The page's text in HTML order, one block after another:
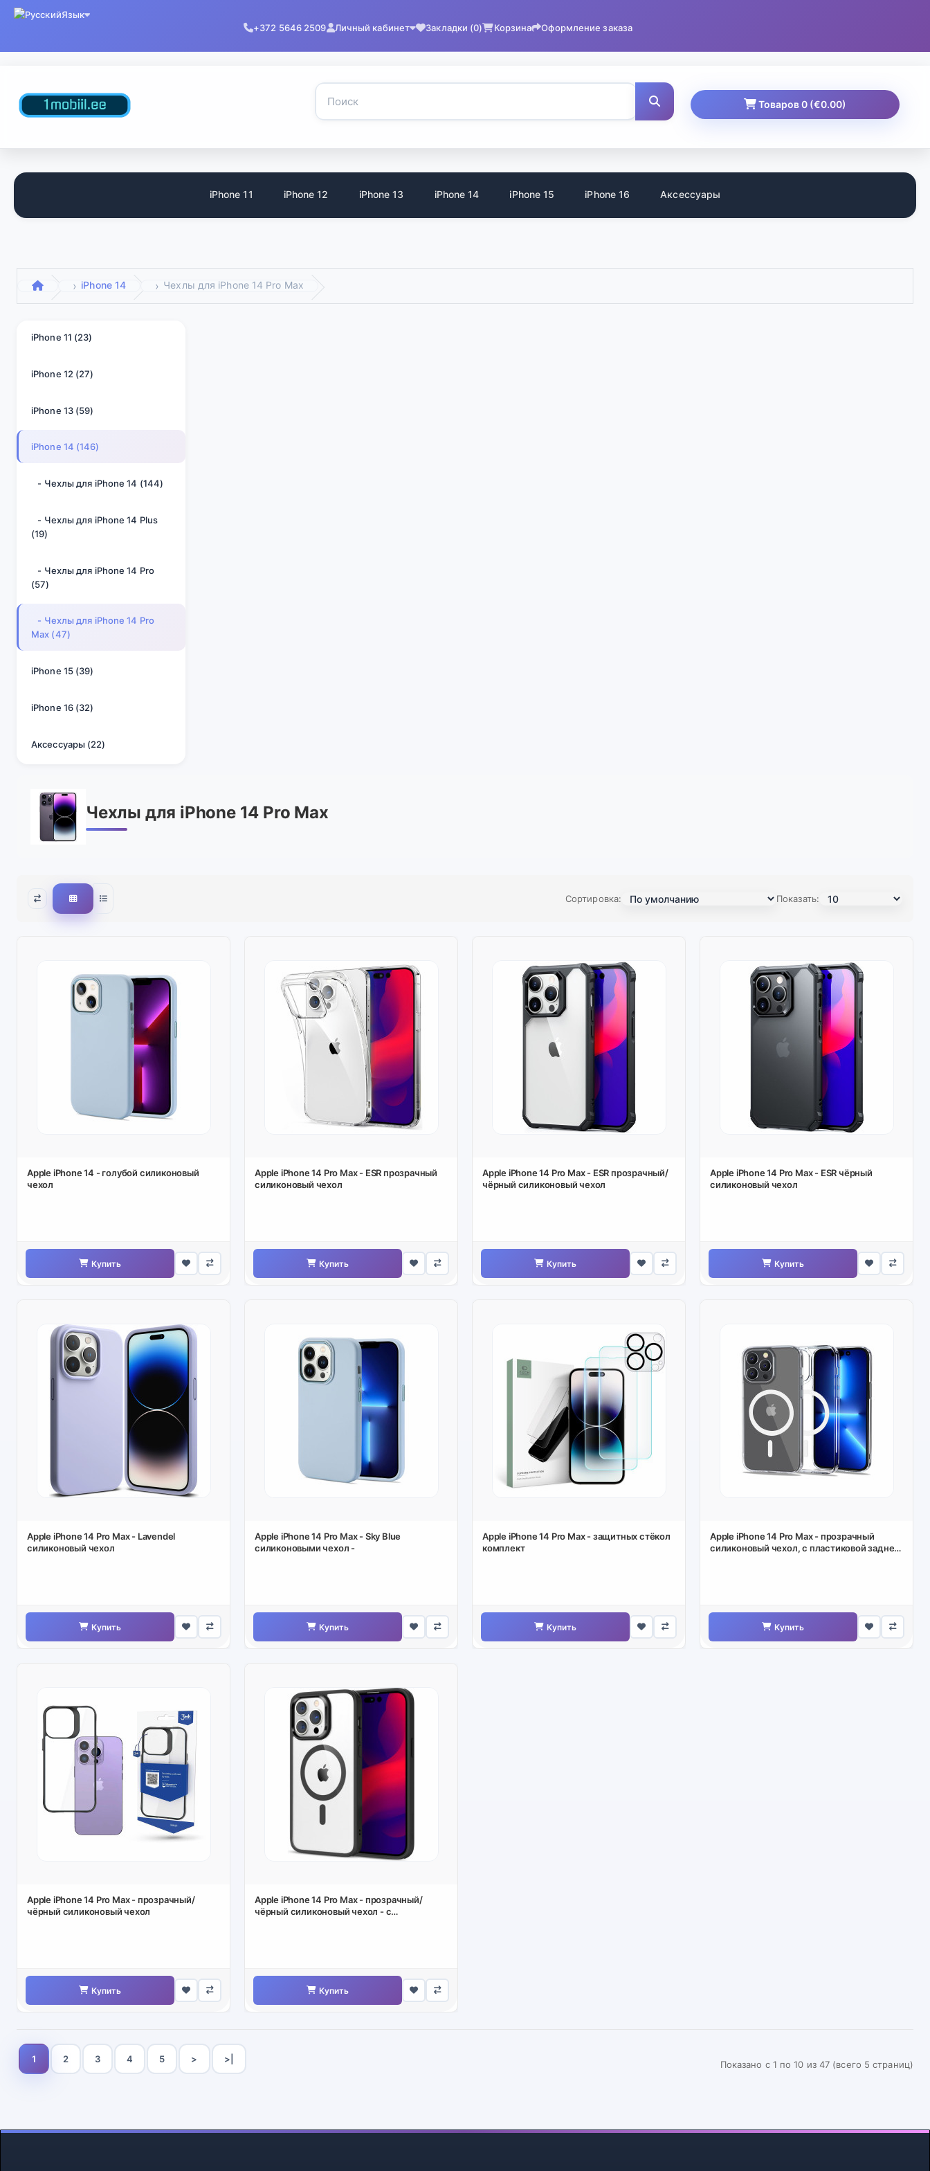
Язык
+372 5646 2509
Личный кабинет Закладки (0) Корзина Оформление заказа
Товаров 0 (€0.00)
iPhone 11 iPhone 12 iPhone 13 iPhone 14 iPhone 15 iPhone 16 Аксессуары
iPhone 14 Чехлы для iPhone 14 Pro Max
iPhone 11 (23)
iPhone 12 (27)
iPhone 13 (59)
iPhone 14 (146)
- Чехлы для iPhone 14 (144)
- Чехлы для iPhone 14 Plus
(19)
- Чехлы для iPhone 14 Pro
(57)
- Чехлы для iPhone 14 Pro
Max (47)
iPhone 15 (39)
iPhone 16 (32)
Аксессуары (22)
Чехлы для iPhone 14 Pro Max
Сортировка: Показать:
Apple iPhone 14 - голубой силиконовый
чехол
Купить
Apple iPhone 14 Pro Max - ESR прозрачный
силиконовый чехол
Купить
Apple iPhone 14 Pro Max - ESR прозрачный/
чёрный силиконовый чехол
Купить
Apple iPhone 14 Pro Max - ESR чёрный
силиконовый чехол
Купить
Apple iPhone 14 Pro Max - Lavendel
силиконовый чехол
Купить
Apple iPhone 14 Pro Max - Sky Blue
силиконовыми чехол -
Купить
Apple iPhone 14 Pro Max - защитных стёкол
комплект
Купить
Apple iPhone 14 Pro Max - прозрачный
силиконовый чехол, с пластиковой задней
Купить
Apple iPhone 14 Pro Max - прозрачный/
чёрный силиконовый чехол
Купить
Apple iPhone 14 Pro Max - прозрачный/
чёрный силиконовый чехол - с
Купить
1 2 3 4 5 > >| Показано с 1 по 10 из 47 (всего 5 страниц)